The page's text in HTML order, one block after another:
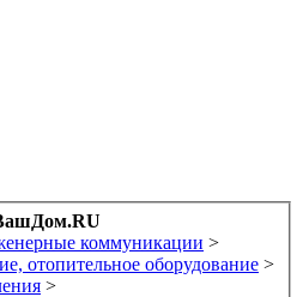
коммуникации >
отопительное оборудование >
>